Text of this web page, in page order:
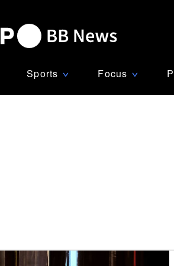
Sports ∨ Focus ∨